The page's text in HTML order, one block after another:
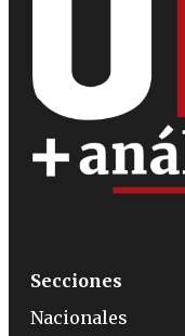
Secciones
Nacionales